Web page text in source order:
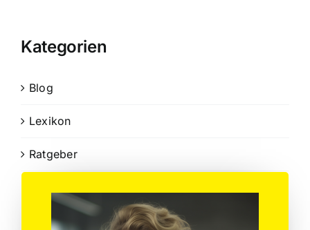
Kategorien
Blog
Lexikon
Ratgeber